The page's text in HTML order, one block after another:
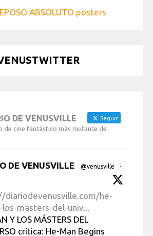
ABSOLUTO posters
DE VENUSVILLE Seguir
de cine fantástico más mutante de
DE VENUSVILLE @venusville
·
diariodevenusville.com/he-
los-masters-del-univ...
Y LOS MÁSTERS DEL
crítica: He-Man Begins